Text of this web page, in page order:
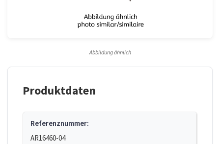
Abbildung ähnlich
Produktdaten
Referenznummer:
AR16460-04